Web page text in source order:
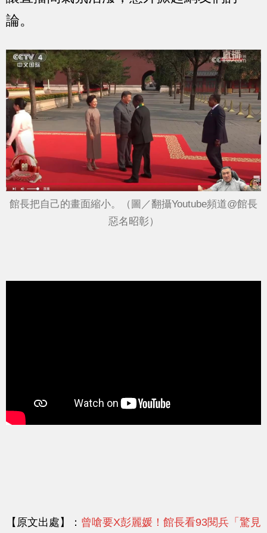
論。
館長把自己的畫面縮小。（圖／翻攝Youtube頻道@館長
惡名昭彰）
【原文出處】： 曾嗆要X彭麗媛！館長看93閱兵「驚見